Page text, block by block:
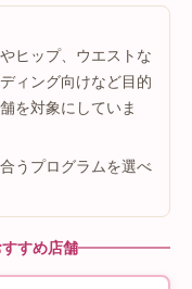
ヒップ、ウエストな
ィング向けなど目的
を対象にしていま
うプログラムを選べ
すめ店舗